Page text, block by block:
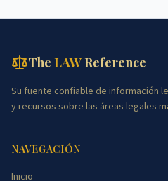
The LAWReference
Su fuente confiable de información
y recursos sobre las áreas legales
NAVEGACIÓN
Inicio